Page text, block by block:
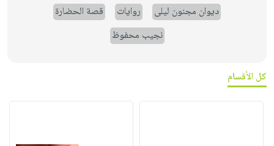
ديوان مجنون ليلى
روايات
قصة الحضارة
نجيب محفوظ
كل الأقسام